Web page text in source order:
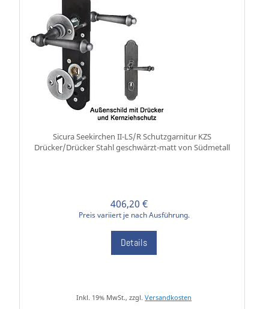
Sicura Seekirchen II-LS/R Schutzgarnitur KZS
Drücker/Drücker Stahl geschwärzt-matt von Südmetall
406,20 €
Preis variiert je nach Ausführung.
Details
Inkl. 19% MwSt., zzgl.Versandkosten